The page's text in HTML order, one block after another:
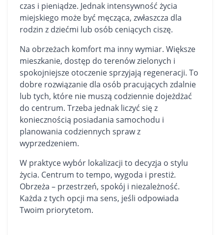
czas i pieniądze. Jednak intensywność życia
miejskiego może być męcząca, zwłaszcza dla
rodzin z dziećmi lub osób ceniących ciszę.
Na obrzeżach komfort ma inny wymiar. Większe
mieszkanie, dostęp do terenów zielonych i
spokojniejsze otoczenie sprzyjają regeneracji. To
dobre rozwiązanie dla osób pracujących zdalnie
lub tych, które nie muszą codziennie dojeżdżać
do centrum. Trzeba jednak liczyć się z
koniecznością posiadania samochodu i
planowania codziennych spraw z
wyprzedzeniem.
W praktyce wybór lokalizacji to decyzja o stylu
życia. Centrum to tempo, wygoda i prestiż.
Obrzeża – przestrzeń, spokój i niezależność.
Każda z tych opcji ma sens, jeśli odpowiada
Twoim priorytetom.